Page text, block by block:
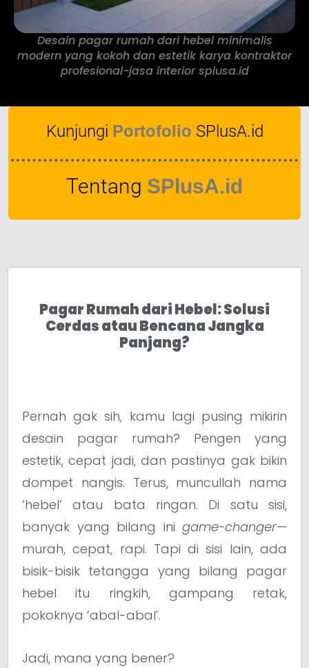
Desain pagar rumah dari hebel minimalis
modern yang kokoh dan estetik karya kontraktor
profesional-jasa interior splusa.id
Kunjungi Portofolio SPlusA.id
Tentang SPlusA.id
Pagar Rumah dari Hebel: Solusi
Cerdas atau Bencana Jangka
Panjang?
Pernah gak sih, kamu lagi pusing mikirin
desain pagar rumah? Pengen yang
estetik, cepat jadi, dan pastinya gak bikin
dompet nangis. Terus, muncullah nama
‘hebel’ atau bata ringan. Di satu sisi,
banyak yang bilang ini game-changer—
murah, cepat, rapi. Tapi di sisi lain, ada
bisik-bisik tetangga yang bilang pagar
hebel itu ringkih, gampang retak,
pokoknya ‘abal-abal’.
Jadi, mana yang bener?